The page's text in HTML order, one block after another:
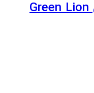
ماساژور تفنگی گرین لاین Green Lion